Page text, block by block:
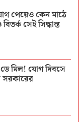
পেয়েও কেন মাঠে
সেই সিদ্ধান্ত
মিল! যোগ দিবসে
সরকারের